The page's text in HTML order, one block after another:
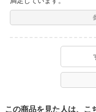
この商品を見た人は、こ